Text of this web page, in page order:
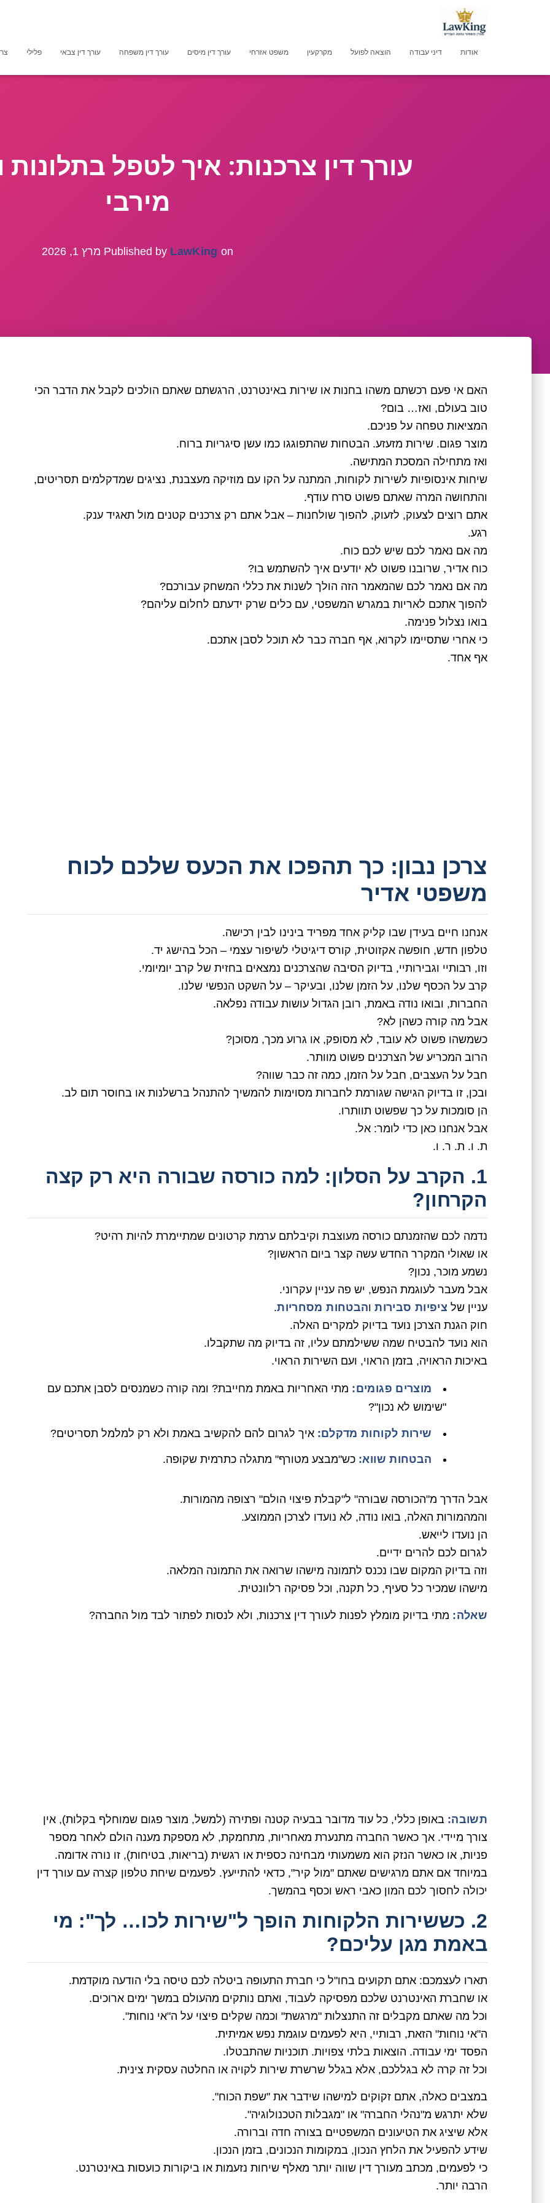
אודות דיני עבודה הוצאה לפועל מקרקעין משפט אזרחי עורך דין מיסים עורך דין משפחה עורך דין צבאי פלילי
עורך דין צרכנות: איך לטפל בתלונות
מירבי
Published by LawKing on מרץ 1, 2026
האם אי פעם רכשתם משהו בחנות או שירות באינטרנט, הרגשתם שאתם הולכים לקבל את הדבר הכי
טוב בעולם, ואז… בום?
המציאות טפחה על פניכם.
מוצר פגום. שירות מזעזע. הבטחות שהתפוגגו כמו עשן סיגריות ברוח.
ואז מתחילה המסכת המתישה.
שיחות אינסופיות לשירות לקוחות, המתנה על הקו עם מוזיקה מעצבנת, נציגים שמדקלמים תסריטים,
והתחושה המרה שאתם פשוט סרח עודף.
אתם רוצים לצעוק, לזעוק, להפוך שולחנות – אבל אתם רק צרכנים קטנים מול תאגיד ענק.
רגע.
מה אם נאמר לכם שיש לכם כוח.
כוח אדיר, שרובנו פשוט לא יודעים איך להשתמש בו?
מה אם נאמר לכם שהמאמר הזה הולך לשנות את כללי המשחק עבורכם?
להפוך אתכם לאריות במגרש המשפטי, עם כלים שרק ידעתם לחלום עליהם?
בואו נצלול פנימה.
כי אחרי שתסיימו לקרוא, אף חברה כבר לא תוכל לסבן אתכם.
אף אחד.
צרכן נבון: כך תהפכו את הכעס שלכם לכוח
משפטי אדיר
אנחנו חיים בעידן שבו קליק אחד מפריד בינינו לבין רכישה.
טלפון חדש, חופשה אקזוטית, קורס דיגיטלי לשיפור עצמי – הכל בהישג יד.
וזו, רבותיי וגבירותיי, בדיוק הסיבה שהצרכנים נמצאים בחזית של קרב יומיומי.
קרב על הכסף שלנו, על הזמן שלנו, ובעיקר – על השקט הנפשי שלנו.
החברות, ובואו נודה באמת, רובן הגדול עושות עבודה נפלאה.
אבל מה קורה כשהן לא?
כשמשהו פשוט לא עובד, לא מסופק, או גרוע מכך, מסוכן?
הרוב המכריע של הצרכנים פשוט מוותר.
חבל על העצבים, חבל על הזמן, כמה זה כבר שווה?
ובכן, זו בדיוק הגישה שגורמת לחברות מסוימות להמשיך להתנהל ברשלנות או בחוסר תום לב.
הן סומכות על כך שפשוט תוותרו.
אבל אנחנו כאן כדי לומר: אל.
ת. ו. ת. ר. ו.
1. הקרב על הסלון: למה כורסה שבורה היא רק קצה
הקרחון?
נדמה לכם שהזמנתם כורסה מעוצבת וקיבלתם ערמת קרטונים שמתיימרת להיות רהיט?
או שאולי המקרר החדש עשה קצר ביום הראשון?
נשמע מוכר, נכון?
אבל מעבר לעוגמת הנפש, יש פה עניין עקרוני.
עניין של ציפיות סבירותוהבטחות מסחריות.
חוק הגנת הצרכן נועד בדיוק למקרים האלה.
הוא נועד להבטיח שמה ששילמתם עליו, זה בדיוק מה שתקבלו.
באיכות הראויה, בזמן הראוי, ועם השירות הראוי.
מוצרים פגומים: מתי האחריות באמת מחייבת? ומה קורה כשמנסים לסבן אתכם עם
"שימוש לא נכון"?
שירות לקוחות מדקלם: איך לגרום להם להקשיב באמת ולא רק למלמל תסריטים?
הבטחות שווא: כש"מבצע מטורף" מתגלה כתרמית שקופה.
אבל הדרך מ"הכורסה שבורה" ל"קבלת פיצוי הולם" רצופה מהמורות.
והמהמורות האלה, בואו נודה, לא נועדו לצרכן הממוצע.
הן נועדו לייאש.
לגרום לכם להרים ידיים.
וזה בדיוק המקום שבו נכנס לתמונה מישהו שרואה את התמונה המלאה.
מישהו שמכיר כל סעיף, כל תקנה, וכל פסיקה רלוונטית.
שאלה: מתי בדיוק מומלץ לפנות לעורך דין צרכנות, ולא לנסות לפתור לבד מול החברה?
תשובה: באופן כללי, כל עוד מדובר בבעיה קטנה ופתירה (למשל, מוצר פגום שמוחלף בקלות), אין
צורך מיידי. אך כאשר החברה מתנערת מאחריות, מתחמקת, לא מספקת מענה הולם לאחר מספר
פניות, או כאשר הנזק הוא משמעותי מבחינה כספית או רגשית (בריאות, בטיחות), זו נורה אדומה.
במיוחד אם אתם מרגישים שאתם "מול קיר", כדאי להתייעץ. לפעמים שיחת טלפון קצרה עם עורך דין
יכולה לחסוך לכם המון כאבי ראש וכסף בהמשך.
2. כששירות הלקוחות הופך ל"שירות לכו… לך": מי
באמת מגן עליכם?
תארו לעצמכם: אתם תקועים בחו"ל כי חברת התעופה ביטלה לכם טיסה בלי הודעה מוקדמת.
או שחברת האינטרנט שלכם מפסיקה לעבוד, ואתם נותקים מהעולם במשך ימים ארוכים.
וכל מה שאתם מקבלים זה התנצלות "מרגשת" וכמה שקלים פיצוי על ה"אי נוחות".
ה"אי נוחות" הזאת, רבותיי, היא לפעמים עוגמת נפש אמיתית.
הפסד ימי עבודה. הוצאות בלתי צפויות. תוכניות שהתבטלו.
וכל זה קרה לא בגללכם, אלא בגלל שרשרת שירות לקויה או החלטה עסקית צינית.
במצבים כאלה, אתם זקוקים למישהו שידבר את "שפת הכוח".
שלא יתרגש מ"נהלי החברה" או "מגבלות הטכנולוגיה".
אלא שיציג את הטיעונים המשפטיים בצורה חדה וברורה.
שידע להפעיל את הלחץ הנכון, במקומות הנכונים, בזמן הנכון.
כי לפעמים, מכתב מעורך דין שווה יותר מאלף שיחות נזעמות או ביקורות כועסות באינטרנט.
הרבה יותר.